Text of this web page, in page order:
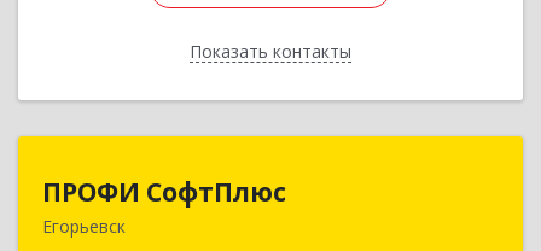
Показать контакты
Назад
ПРОФИ СофтПлюс
Егорьевск